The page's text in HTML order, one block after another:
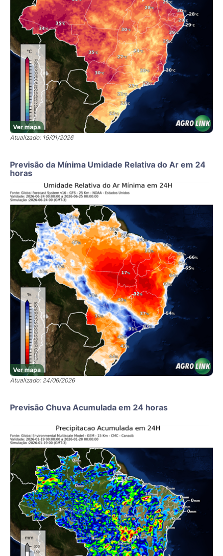
Ver mapa
Atualizado: 19/01/2026
Previsão da Mínima Umidade Relativa do Ar em 24
horas
Ver mapa
Atualizado: 24/06/2026
Previsão Chuva Acumulada em 24 horas